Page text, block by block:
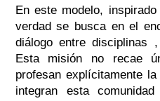
En este modelo,
verdad se busca en el
diálogo entre disciplinas
Esta misión no recae
profesan explícitamente
integran esta